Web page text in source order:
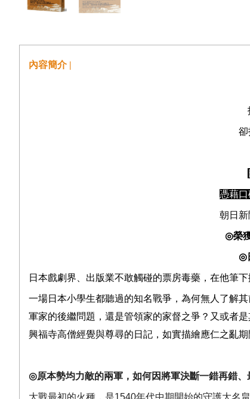
內容簡介 |
卻
憑藉
朝日
◎榮
◎
日本戲劇界、出版業不敢觸碰的票房毒藥，在他筆
一場日本小學生都聽過的知名戰爭，為何無人了解
軍家的後繼問題，還是管領家的家督之爭？又或者
興福寺高僧經覺與尊尋的日記，如實描繪應仁之亂
◎原本勢均力敵的兩軍，如何因將軍決斷一錯再錯、
大戰最初的火種，是1540年代中期開始的守護大名